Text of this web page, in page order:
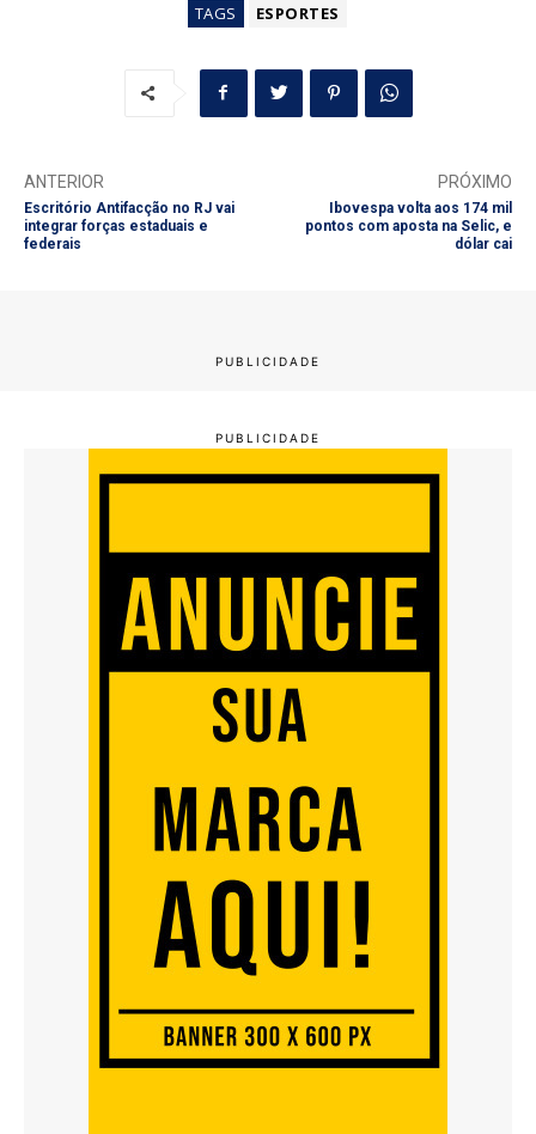
TAGS ESPORTES
ANTERIOR
Escritório Antifacção no RJ vai
integrar forças estaduais e
federais
PRÓXIMO
Ibovespa volta aos 174 mil
pontos com aposta na Selic, e
dólar cai